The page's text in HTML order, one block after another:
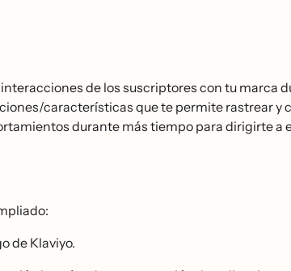
de los suscriptores con tu marca
características que te permite rastrear y
durante más tiempo para dirigirte a
de Klaviyo.